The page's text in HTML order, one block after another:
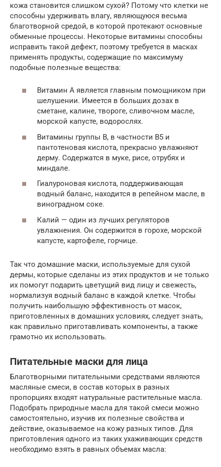
кожа становится слишком сухой? Потому что клетки не
способны удерживать влагу, являющуюся весьма
благотворной средой, в которой протекают основные
обменные процессы. Некоторые витамины способны
исправить такой дефект, поэтому требуется в масках
применять продукты, содержащие по максимуму
подобные полезные вещества:
Витамин A является главным помощником при
шелушении. Имеется в больших дозах в
сметане, калине, твороге, сливочном масле,
морской капусте, водорослях.
Витамины группы B, в частности B5 и
пантотеновая кислота, прекрасно увлажняют
дерму. Содержатся в муке, рисе, отрубях и
миндале.
Гиалуроновая кислота, поддерживающая
водный баланс, находится в репейном масле, в
виноградном соке.
Калий — один из лучших регуляторов
увлажнения. Он содержится в горохе, морской
капусте, картофеле, горчице.
Так что домашние маски, используемые для сухой
дермы, которые сделаны из этих продуктов и не только
их помогут подарить цветущий вид лицу и свежесть,
нормализуя водный баланс в каждой клетке. Чтобы
получить наибольшую эффективность от масок,
приготовленных в домашних условиях, следует знать,
как правильно приготавливать компоненты, а также
грамотно их использовать.
Питательные маски для лица
Благотворными питательными средствами являются
масляные смеси, в состав которых в разных
пропорциях входят натуральные растительные масла.
Подобрать природные масла для такой смеси можно
самостоятельно, изучив их полезные свойства и
действие, оказываемое на кожу разных типов. Для
приготовления одного из таких ухаживающих средств
необходимо взять в равных объемах масла: